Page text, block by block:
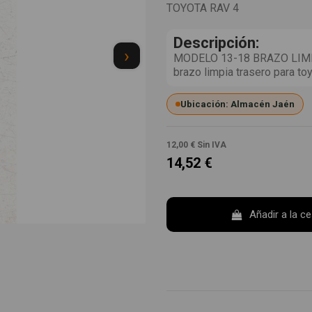
›
TOYOTA RAV 4
Descripción:
MODELO 13-18 BRAZO
brazo limpia trasero para
Ubicación: Almacén Jaén
12,00 € Sin IVA
14,52 €
Añadir a la